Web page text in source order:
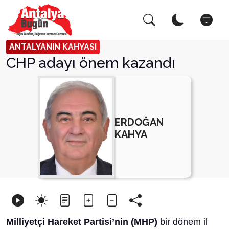
ANTALYANIN KAHYASI
CHP adayı önem kazandı
ERDOĞAN
KAHYA
Milliyetçi Hareket Partisi’nin (MHP) bir dönem il
Arama Yap! Kapat